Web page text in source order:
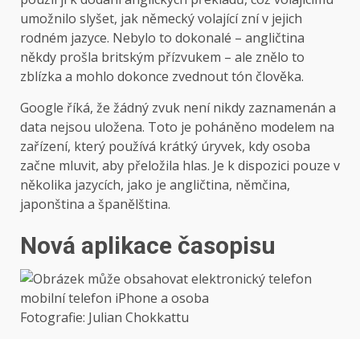
umožnilo slyšet, jak německý volající zní v jejich
rodném jazyce. Nebylo to dokonalé – angličtina
někdy prošla britským přízvukem – ale znělo to
zblízka a mohlo dokonce zvednout tón člověka.
Google říká, že žádný zvuk není nikdy zaznamenán a
data nejsou uložena. Toto je poháněno modelem na
zařízení, který používá krátký úryvek, kdy osoba
začne mluvit, aby přeložila hlas. Je k dispozici pouze v
několika jazycích, jako je angličtina, němčina,
japonština a španělština.
Nová aplikace časopisu
Fotografie: Julian Chokkattu